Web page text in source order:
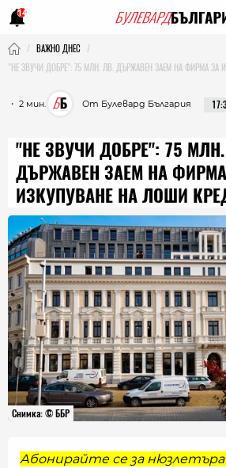
14
ВАЖНО ДНЕС
"НЕ ЗВУЧИ ДОБРЕ": 75 МЛН. ЛВ. ДЪРЖАВЕН ЗАЕМ НА ФИРМА ЗА
・ 2 мин. От Булевард България
"НЕ ЗВУЧИ ДОБРЕ": 75
ДЪРЖАВЕН ЗАЕМ НА
ИЗКУПУВАНЕ НА ЛОШИ
Снимка: © ББР
Абонирайте се за нюзлетъра